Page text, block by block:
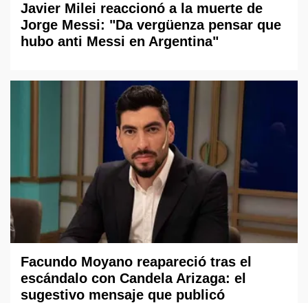
Javier Milei reaccionó a la muerte de
Jorge Messi: "Da vergüenza pensar que
hubo anti Messi en Argentina"
Facundo Moyano reapareció tras el
escándalo con Candela Arizaga: el
sugestivo mensaje que publicó